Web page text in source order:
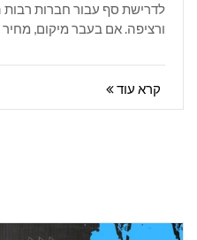
לדרישת סף עבור חברות
ורציפה. אם בעבר מיקום, מחיר
קרא עוד